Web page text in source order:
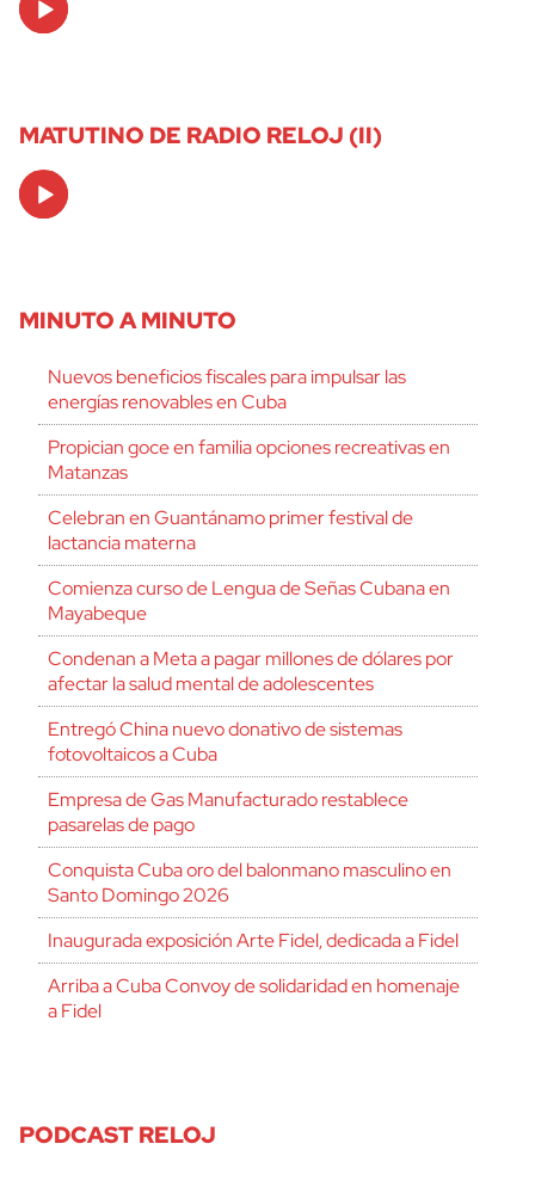
Player
MATUTINO DE RADIO RELOJ (II)
Audio
Player
MINUTO A MINUTO
Nuevos beneficios fiscales para impulsar las
energías renovables en Cuba
Propician goce en familia opciones recreativas en
Matanzas
Celebran en Guantánamo primer festival de
lactancia materna
Comienza curso de Lengua de Señas Cubana en
Mayabeque
Condenan a Meta a pagar millones de dólares por
afectar la salud mental de adolescentes
Entregó China nuevo donativo de sistemas
fotovoltaicos a Cuba
Empresa de Gas Manufacturado restablece
pasarelas de pago
Conquista Cuba oro del balonmano masculino en
Santo Domingo 2026
Inaugurada exposición Arte Fidel, dedicada a Fidel
Arriba a Cuba Convoy de solidaridad en homenaje
a Fidel
PODCAST RELOJ